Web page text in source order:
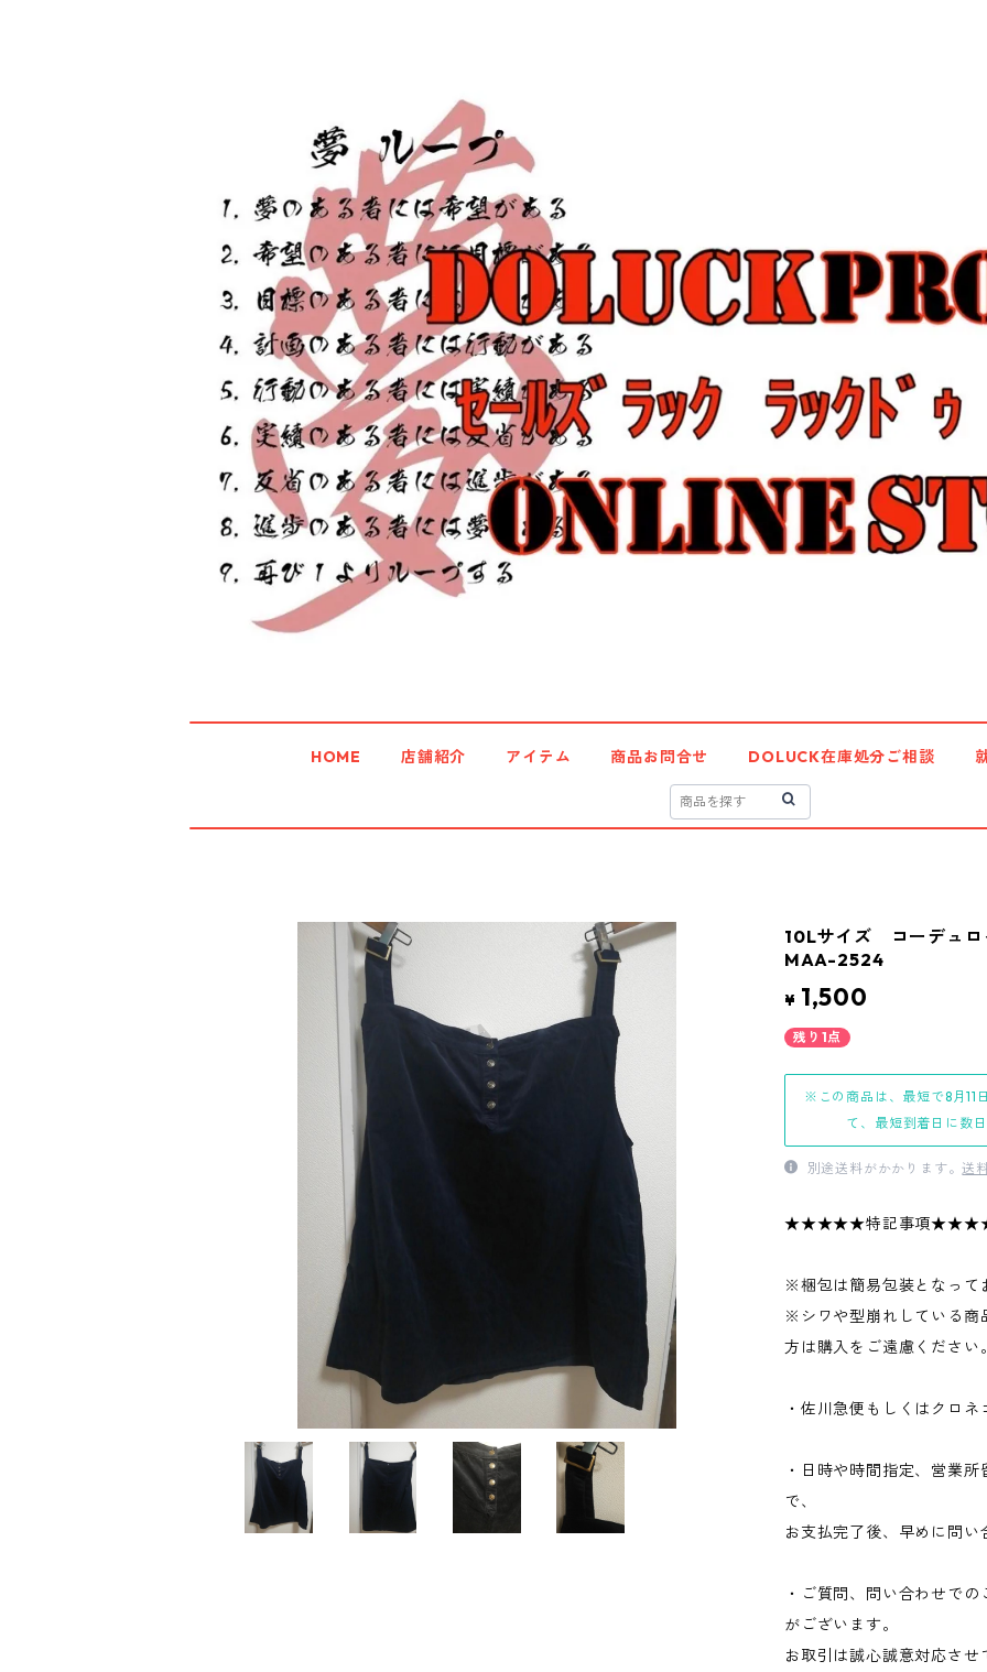
HOME 店舗紹介 アイテム 商品お問合せ DOLUCK在庫処分ご相談
10Lサイズ コーデュ
MAA-2524
¥ 1,500
残り1点
※この商品は、最短で8月11
て、最短到着日に数
別途送料がかかります。送
★★★★★特記事項
※梱包は簡易包装となって
※シワや型崩れしている商
方は購入をご遠慮ください。
・佐川急便もしくはクロネ
・日時や時間指定、営業
で、
お支払完了後、早めに問い
・ご質問、問い合わせで
がございます。
お取引は誠心誠意対応さ